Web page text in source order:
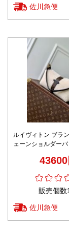
佐川急便
ルイヴィトン ブラ
ェーンショルダーバ
高評価モデル43600
販売個数
佐川急便